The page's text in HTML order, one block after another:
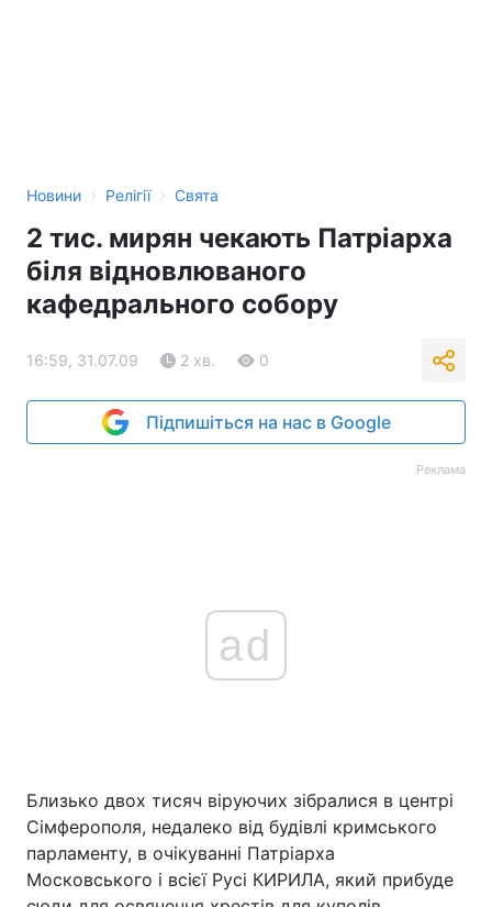
Новини › Релігії › Свята
2 тис. мирян чекають Патріарха
біля відновлюваного
кафедрального собору
16:59, 31.07.09 2 хв. 0
Підпишіться на нас в Google
Реклама
ad
Близько двох тисяч віруючих зібралися в центрі
Сімферополя, недалеко від будівлі кримського
парламенту, в очікуванні Патріарха
Московського і всієї Русі КИРИЛА, який прибуде